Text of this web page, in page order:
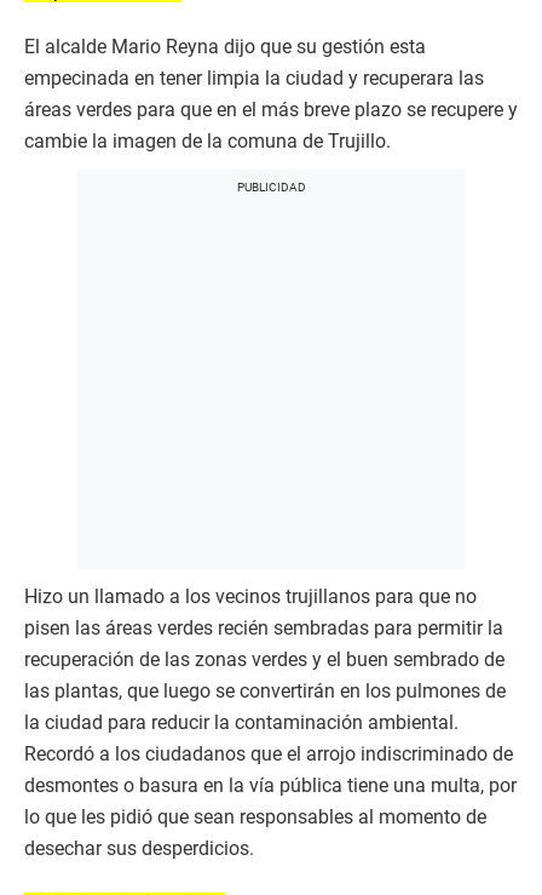
El alcalde Mario Reyna dijo que su gestión esta
empecinada en tener limpia la ciudad y recuperara las
áreas verdes para que en el más breve plazo se recupere y
cambie la imagen de la comuna de Trujillo.
Hizo un llamado a los vecinos trujillanos para que no
pisen las áreas verdes recién sembradas para permitir la
recuperación de las zonas verdes y el buen sembrado de
las plantas, que luego se convertirán en los pulmones de
la ciudad para reducir la contaminación ambiental.
Recordó a los ciudadanos que el arrojo indiscriminado de
desmontes o basura en la vía pública tiene una multa, por
lo que les pidió que sean responsables al momento de
desechar sus desperdicios.